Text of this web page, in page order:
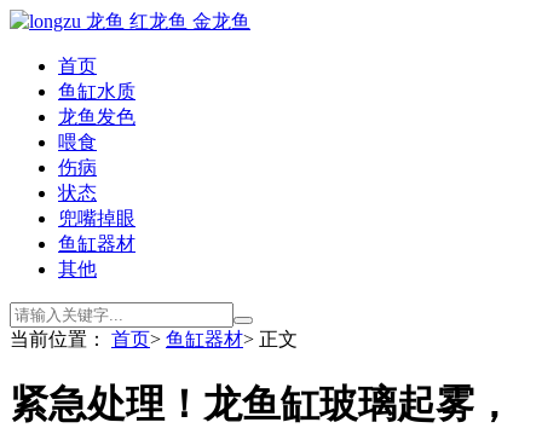
首页
鱼缸水质
龙鱼发色
喂食
伤病
状态
兜嘴掉眼
鱼缸器材
其他
当前位置： 首页> 鱼缸器材> 正文
紧急处理！龙鱼缸玻璃起雾，